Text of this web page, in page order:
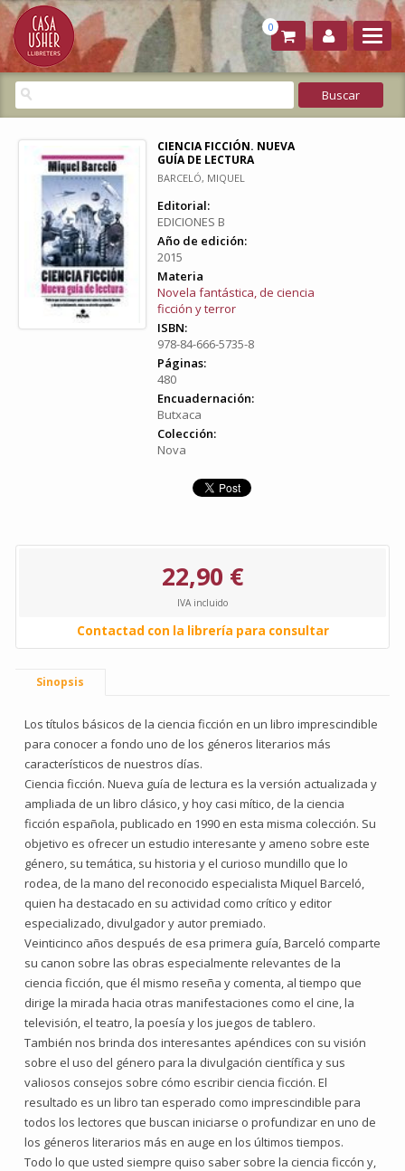
0
CIENCIA FICCIÓN. NUEVA
GUÍA DE LECTURA
BARCELÓ, MIQUEL
Editorial:
EDICIONES B
Año de edición:
2015
Materia
Novela fantástica, de ciencia
ficción y terror
ISBN:
978-84-666-5735-8
Páginas:
480
Encuadernación:
Butxaca
Colección:
Nova
22,90 €
IVA incluido
Contactad con la librería para consultar
Sinopsis
Los títulos básicos de la ciencia ficción en un li­bro imprescindible
para conocer a fondo uno de los gé­ne­ros li­­te­rarios más
característicos de nuestros días.
Ciencia ficción. Nueva guía de lectura es la versión actualizada y
ampliada de un libro clásico, y hoy casi mítico, de la ciencia
ficción española, publicado en 1990 en esta misma colección. Su
objetivo es ofrecer un estudio interesante y ameno sobre este
género, su temática, su his­to­ria y el curioso mundillo que lo
rodea, de la mano del reconocido especialista Miquel Barceló,
quien ha des­tacado en su actividad como crítico y editor
especializado, divulgador y autor premiado.
Veinticinco años después de esa primera guía, Barceló comparte
su canon sobre las obras especialmente relevantes de la
ciencia ficción, que él mismo reseña y comenta, al tiempo que
dirige la mirada hacia otras manifestaciones como el cine, la
televisión, el teatro, la poesía y los juegos de tablero.
También nos brinda dos interesantes apéndices con su visión
sobre el uso del género para la divulgación científica y sus
valiosos consejos sobre cómo escribir ciencia ficción. El
resultado es un libro tan esperado como imprescindible para
todos los lectores que buscan iniciarse o profundizar en uno de
los géneros literarios más en auge en los últimos tiempos.
Todo lo que usted siempre quiso saber sobre la ciencia ficcón y,